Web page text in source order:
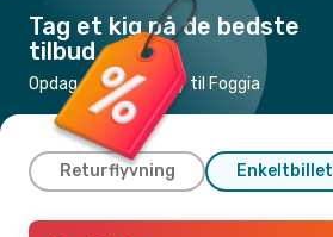
Tag et kig på de bedste
tilbud
Opdag de billigste fly til Foggia
Returflyvning Enkeltbillet